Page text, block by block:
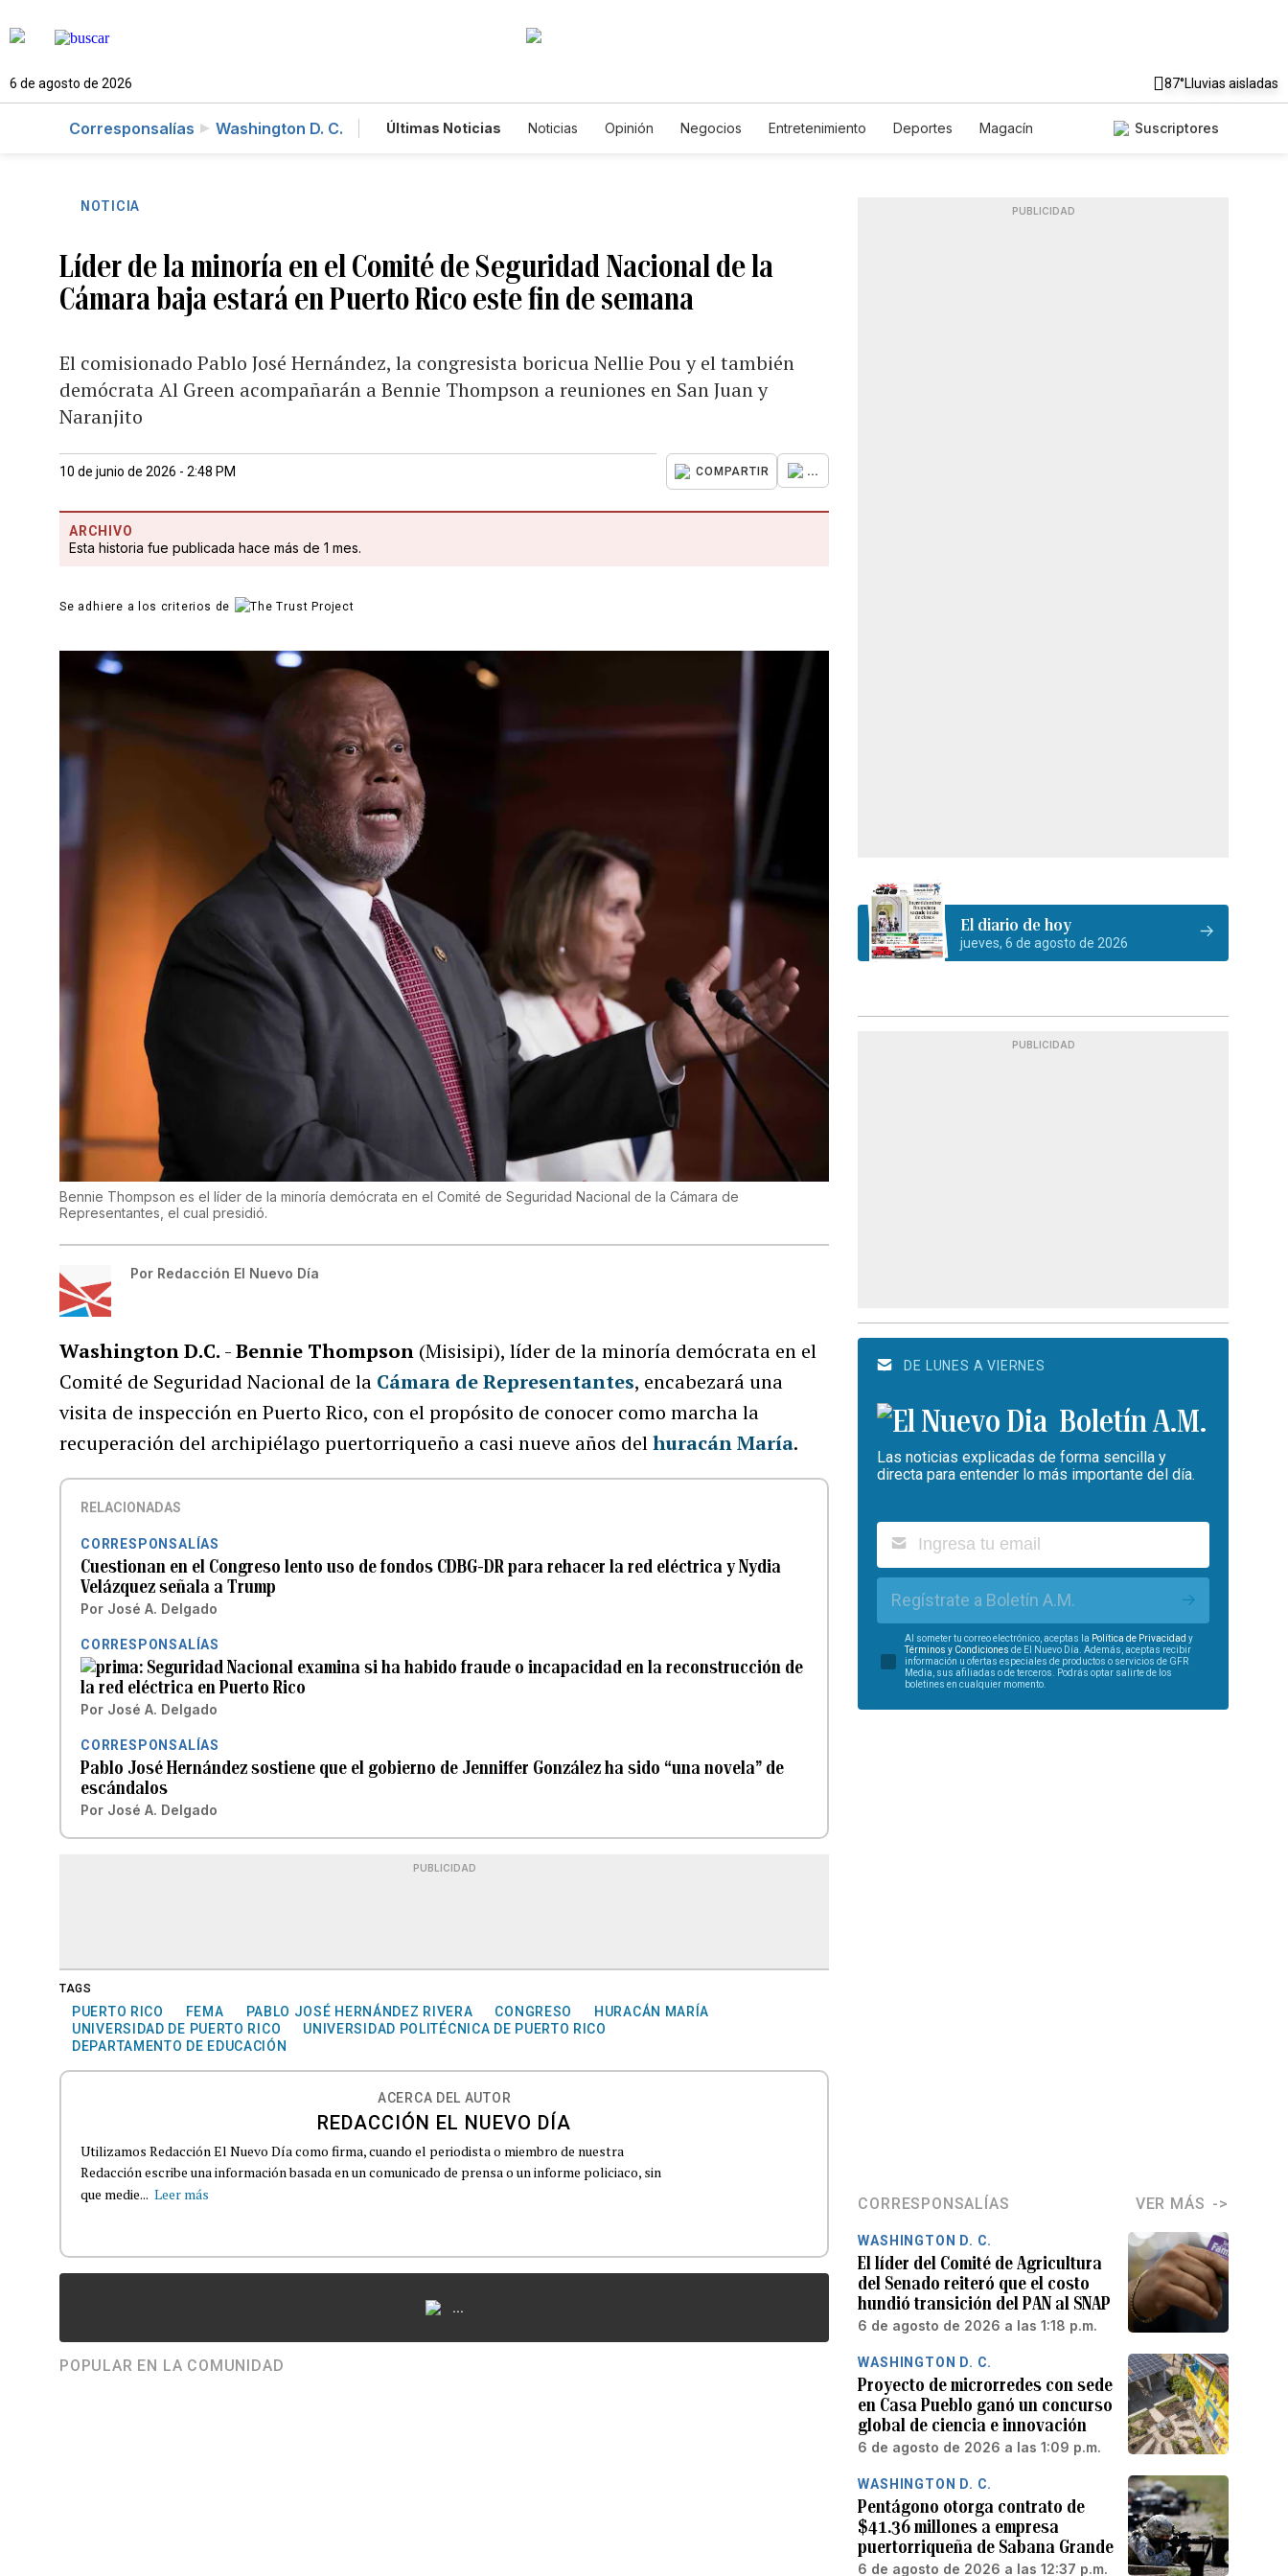
6 de agosto de 2026 87°Lluvias aisladas
Corresponsalías Washington D. C. Últimas Noticias Noticias Opinión Negocios Entretenimiento Deportes
Magacín
Suscriptores
NOTICIA
Líder de la minoría en el Comité de Seguridad Nacional de la
Cámara baja estará en Puerto Rico este fin de semana
El comisionado Pablo José Hernández, la congresista boricua Nellie Pou y el también
demócrata Al Green acompañarán a Bennie Thompson a reuniones en San Juan y
Naranjito
10 de junio de 2026 - 2:48 PM COMPARTIR ...
ARCHIVO
Esta historia fue publicada hace más de 1 mes.
Se adhiere a los criterios de
Bennie Thompson es el líder de la minoría demócrata en el Comité de Seguridad Nacional de la Cámara de
Representantes, el cual presidió.
Por Redacción El Nuevo Día
Washington D.C. -Bennie Thompson (Misisipi), líder de la minoría demócrata en el
Comité de Seguridad Nacional de la Cámara de Representantes, encabezará una
visita de inspección en Puerto Rico, con el propósito de conocer como marcha la
recuperación del archipiélago puertorriqueño a casi nueve años delhuracán María.
RELACIONADAS
CORRESPONSALÍAS
Cuestionan en el Congreso lento uso de fondos CDBG-DR para rehacer la red eléctrica y Nydia
Velázquez señala a Trump
Por José A. Delgado
CORRESPONSALÍAS
Seguridad Nacional examina si ha habido fraude o incapacidad en la reconstrucción de
la red eléctrica en Puerto Rico
Por José A. Delgado
CORRESPONSALÍAS
Pablo José Hernández sostiene que el gobierno de Jenniffer González ha sido “una novela” de
escándalos
Por José A. Delgado
PUBLICIDAD
TAGS
PUERTO RICO FEMA PABLO JOSÉ HERNÁNDEZ RIVERA CONGRESO
HURACÁN MARÍA
UNIVERSIDAD DE PUERTO RICO
UNIVERSIDAD POLITÉCNICA DE PUERTO RICO
DEPARTAMENTO DE EDUCACIÓN
ACERCA DEL AUTOR
REDACCIÓN EL NUEVO DÍA
Utilizamos Redacción El Nuevo Día como firma, cuando el periodista o miembro de nuestra
Redacción escribe una información basada en un comunicado de prensa o un informe policiaco, sin
que medie... Leer más
...
POPULAR EN LA COMUNIDAD
PUBLICIDAD
El diario de hoy
jueves, 6 de agosto de 2026
PUBLICIDAD
DE LUNES A VIERNES
Boletín A.M.
Las noticias explicadas de forma sencilla y
directa para entender lo más importante del día.
Regístrate a Boletín A.M.
Al someter tu correo electrónico, aceptas la Política de Privacidad y
Términos y Condiciones de El Nuevo Día. Además, aceptas recibir
información u ofertas especiales de productos o servicios de GFR
Media, sus afiliadas o de terceros. Podrás optar salirte de los
boletines en cualquier momento.
CORRESPONSALÍAS VER MÁS
WASHINGTON D. C.
El líder del Comité de Agricultura
del Senado reiteró que el costo
hundió transición del PAN al SNAP
6 de agosto de 2026 a las 1:18 p.m.
WASHINGTON D. C.
Proyecto de microrredes con sede
en Casa Pueblo ganó un concurso
global de ciencia e innovación
6 de agosto de 2026 a las 1:09 p.m.
WASHINGTON D. C.
Pentágono otorga contrato de
$41.36 millones a empresa
puertorriqueña de Sabana Grande
6 de agosto de 2026 a las 12:37 p.m.